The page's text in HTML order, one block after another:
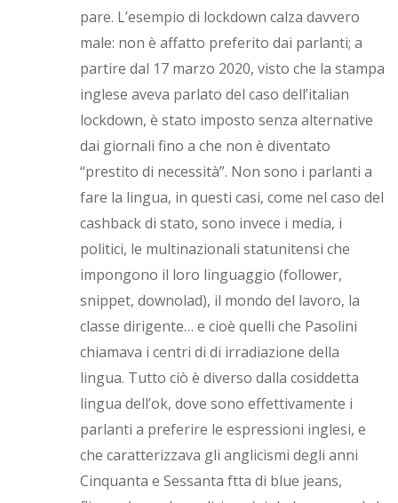
pare. L’esempio di lockdown calza davvero
male: non è affatto preferito dai parlanti; a
partire dal 17 marzo 2020, visto che la stampa
inglese aveva parlato del caso dell’italian
lockdown, è stato imposto senza alternative
dai giornali fino a che non è diventato
“prestito di necessità”. Non sono i parlanti a
fare la lingua, in questi casi, come nel caso del
cashback di stato, sono invece i media, i
politici, le multinazionali statunitensi che
impongono il loro linguaggio (follower,
snippet, downolad), il mondo del lavoro, la
classe dirigente… e cioè quelli che Pasolini
chiamava i centri di di irradiazione della
lingua. Tutto ciò è diverso dalla cosiddetta
lingua dell’ok, dove sono effettivamente i
parlanti a preferire le espressioni inglesi, e
che caratterizzava gli anglicismi degli anni
Cinquanta e Sessanta ftta di blue jeans,